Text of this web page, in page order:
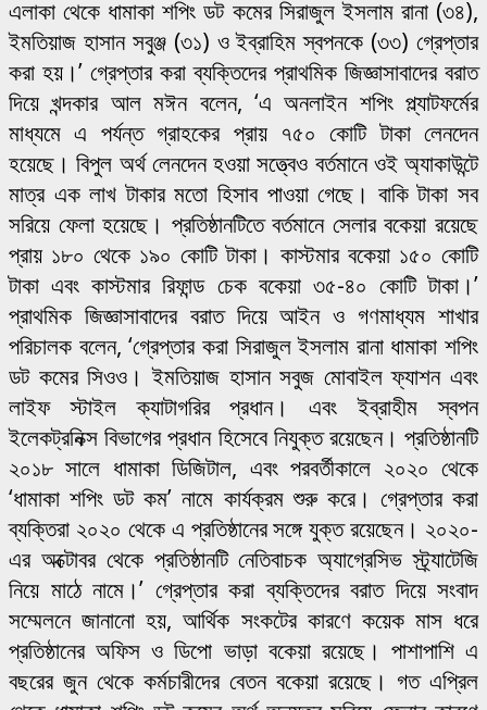
এলাকা থেকে ধামাকা শপিং ডট কমের সিরাজুল ইসলাম রানা (৩৪),
ইমতিয়াজ হাসান সবুঞ্জ (৩১) ও ইব্রাহিম স্বপনকে (৩৩) গ্রেপ্তার
করা হয়।’ গ্রেপ্তার করা ব্যক্তিদের প্রাথমিক জিজ্ঞাসাবাদের বরাত
দিয়ে খন্দকার আল মঈন বলেন, ‘এ অনলাইন শপিং প্ল্যাটফর্মের
মাধ্যমে এ পর্যন্ত গ্রাহকের প্রায় ৭৫০ কোটি টাকা লেনদেন
হয়েছে। বিপুল অর্থ লেনদেন হওয়া সত্ত্বেও বর্তমানে ওই অ্যাকাউন্টে
মাত্র এক লাখ টাকার মতো হিসাব পাওয়া গেছে। বাকি টাকা সব
সরিয়ে ফেলা হয়েছে। প্রতিষ্ঠানটিতে বর্তমানে সেলার বকেয়া রয়েছে
প্রায় ১৮০ থেকে ১৯০ কোটি টাকা। কাস্টমার বকেয়া ১৫০ কোটি
টাকা এবং কাস্টমার রিফান্ড চেক বকেয়া ৩৫-৪০ কোটি টাকা।’
প্রাথমিক জিজ্ঞাসাবাদের বরাত দিয়ে আইন ও গণমাধ্যম শাখার
পরিচালক বলেন, ‘গ্রেপ্তার করা সিরাজুল ইসলাম রানা ধামাকা শপিং
ডট কমের সিওও। ইমতিয়াজ হাসান সবুজ মোবাইল ফ্যাশন এবং
লাইফ স্টাইল ক্যাটাগরির প্রধান। এবং ইব্রাহীম স্বপন
ইলেকট্রনিক্স বিভাগের প্রধান হিসেবে নিযুক্ত রয়েছেন। প্রতিষ্ঠানটি
২০১৮ সালে ধামাকা ডিজিটাল, এবং পরবর্তীকালে ২০২০ থেকে
‘ধামাকা শপিং ডট কম’ নামে কার্যক্রম শুরু করে। গ্রেপ্তার করা
ব্যক্তিরা ২০২০ থেকে এ প্রতিষ্ঠানের সঙ্গে যুক্ত রয়েছেন। ২০২০-
এর অক্টোবর থেকে প্রতিষ্ঠানটি নেতিবাচক অ্যাগ্রেসিভ স্ট্র্যাটেজি
নিয়ে মাঠে নামে।’ গ্রেপ্তার করা ব্যক্তিদের বরাত দিয়ে সংবাদ
সম্মেলনে জানানো হয়, আর্থিক সংকটের কারণে কয়েক মাস ধরে
প্রতিষ্ঠানের অফিস ও ডিপো ভাড়া বকেয়া রয়েছে। পাশাপাশি এ
বছরের জুন থেকে কর্মচারীদের বেতন বকেয়া রয়েছে। গত এপ্রিল